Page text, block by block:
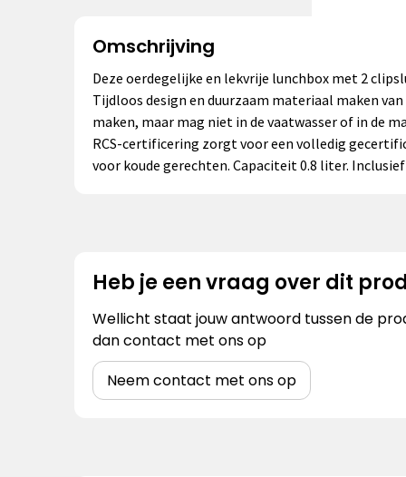
Omschrijving
Deze oerdegelijke en lekvrije lunchbox met 2
Tijdloos design en duurzaam materiaal maken
maken, maar mag niet in de vaatwasser of in de
RCS-certificering zorgt voor een volledig
voor koude gerechten. Capaciteit 0.8 liter.
Heb je een vraag over dit
Wellicht staat jouw antwoord tussen de
dan contact met ons op
Neem contact met ons op